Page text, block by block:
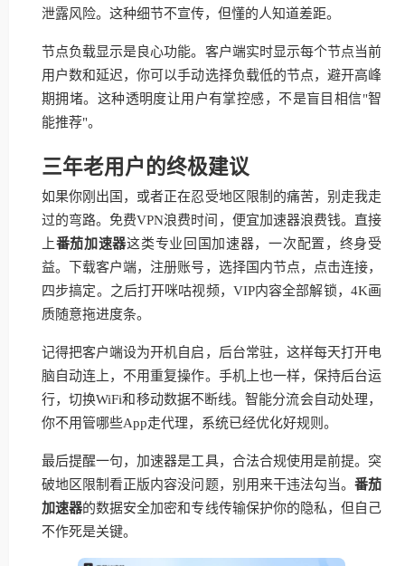
泄露风险。这种细节不宣传，但懂的人知道差距。
节点负载显示是良心功能。客户端实时显示每个节点当前
用户数和延迟，你可以手动选择负载低的节点，避开高峰
期拥堵。这种透明度让用户有掌控感，不是盲目相信"智
能推荐"。
三年老用户的终极建议
如果你刚出国，或者正在忍受地区限制的痛苦，别走我走
过的弯路。免费VPN浪费时间，便宜加速器浪费钱。直接
上番茄加速器这类专业回国加速器，一次配置，终身受
益。下载客户端，注册账号，选择国内节点，点击连接，
四步搞定。之后打开咪咕视频，VIP内容全部解锁，4K画
质随意拖进度条。
记得把客户端设为开机自启，后台常驻，这样每天打开电
脑自动连上，不用重复操作。手机上也一样，保持后台运
行，切换WiFi和移动数据不断线。智能分流会自动处理，
你不用管哪些App走代理，系统已经优化好规则。
最后提醒一句，加速器是工具，合法合规使用是前提。突
破地区限制看正版内容没问题，别用来干违法勾当。 番茄
加速器的数据安全加密和专线传输保护你的隐私，但自己
不作死是关键。